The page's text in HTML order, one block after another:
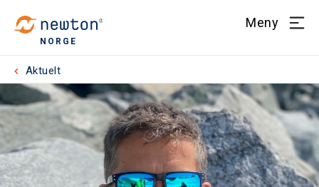
NORGE
Meny
Aktuelt